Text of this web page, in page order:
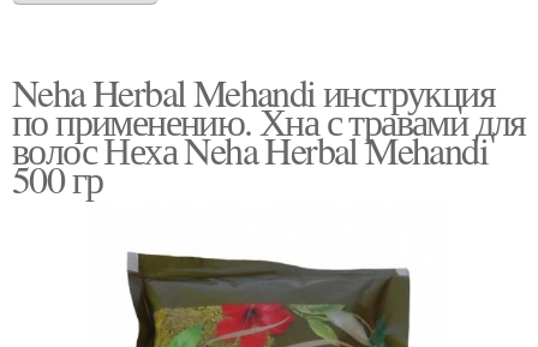
Neha Herbal Mehandi инструкция
по применению. Хна с травами для
волос Неха Neha Herbal Mehandi
500 гр